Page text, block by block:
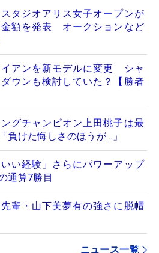
タジオアリス女子オープンが
額を発表 オークションなど
アンを新モデルに変更 シャ
ウンも検討していた？【勝者
グチャンピオン上田桃子は最
負けた悔しさのほうが…」
いい経験」さらにパワーアップ
通算7勝目
輩・山下美夢有の強さに脱帽
ニュース一覧